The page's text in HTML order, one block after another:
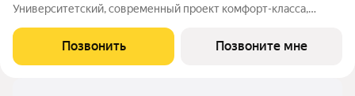
Университетский, современный проект комфорт-класса,
«Первостроитель». Дом органично вписался в микрорайон,
став его естественным продолжением и унаследовав все
Позвонить Позвоните мне